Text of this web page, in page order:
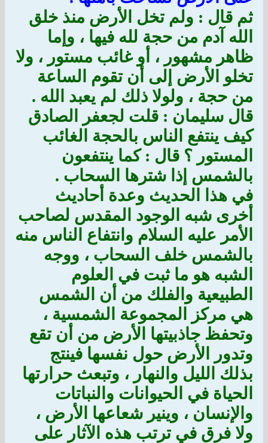
ثم قال : ولم تخل الأرض منذ خلق
الله آدم من حجة لله فيها ، وإما
ظاهر مشهور ، أو غائب مستور ، ولا
تخلو الأرض إلى أن تقوم الساعة
من حجة ، ولولا ذلك لم يعبد الله .
قال سليمان : قلت لجعفر الصادق
كيف ينتفع الناس بالحجة الغائب
المستور ؟ قال : كما ينتفعون
بالشمس إذا شترها السحاب .
في هذا الحديث وعدة أحاديث
أخرى شبه الوجود المقدس لصاحب
الأمر عليه السلام وانتفاع الناس منه
بالشمس خلف السحاب ، ووجه
الشبه هو ما ثبت في العلوم
الطبيعية والفلك من أن الشمس
هي مركز المجموعة الشمسية ،
وتحفظ جاذبيتها الأرض من أن تقع
وتدور الأرض حول نفسها فينتج
بذلك الليل والنهار ، وتبعث حرارتها
الحياة في الحيوانات والنباتات
والإنسان ، وينير شعاعها الأرض ،
ولا فرق في ترتب هذه الآثار على